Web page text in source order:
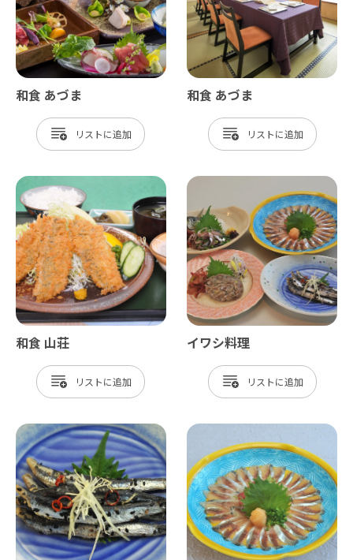
和食 あづま
リスト
和食 あづま
リスト
和食 山荘
リスト
イワシ料理
リスト